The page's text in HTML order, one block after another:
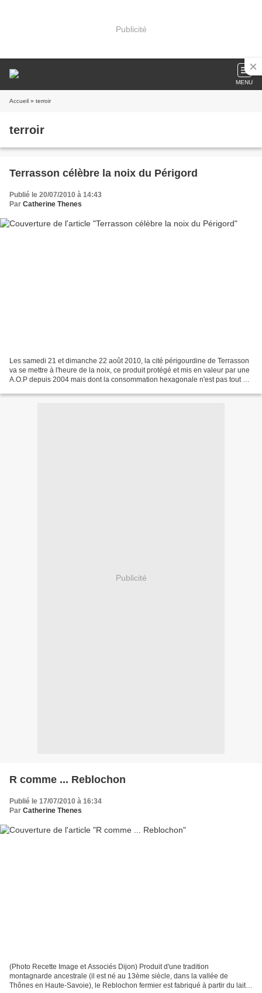
Publicité
MENU
Accueil » terroir
terroir
Terrasson célèbre la noix du Périgord
Publié le 20/07/2010 à 14:43
Par Catherine Thenes
Les samedi 21 et dimanche 22 août 2010, la cité périgourdine de Terrasson
va se mettre à l'heure de la noix, ce produit protégé et mis en valeur par une
A.O.P depuis 2004 mais dont la consommation hexagonale n'est pas tout à
Publicité
R comme ... Reblochon
Publié le 17/07/2010 à 16:34
Par Catherine Thenes
(Photo Recette Image et Associés Dijon) Produit d'une tradition
montagnarde ancestrale (il est né au 13ème siècle, dans la vallée de
Thônes en Haute-Savoie), le Reblochon fermier est fabriqué à partir du lait